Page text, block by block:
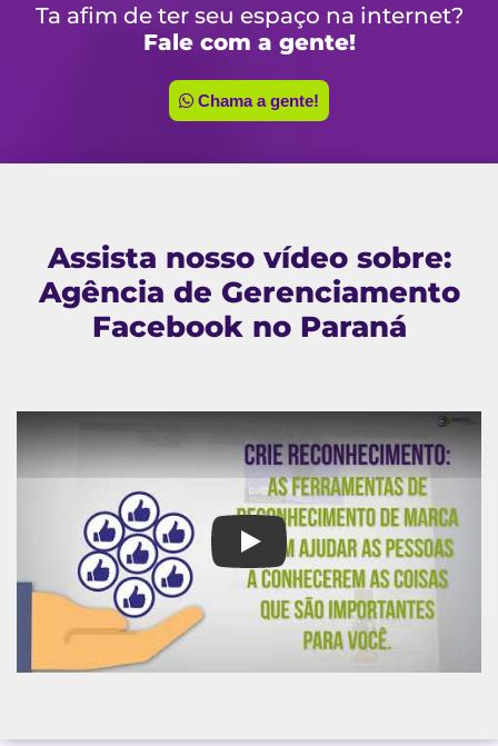
Ta afim de ter seu espaço na internet?
Fale com a gente!
Chama a gente!
Assista nosso vídeo sobre:
Agência de Gerenciamento
Facebook no Paraná
Agência de Gerenciamento